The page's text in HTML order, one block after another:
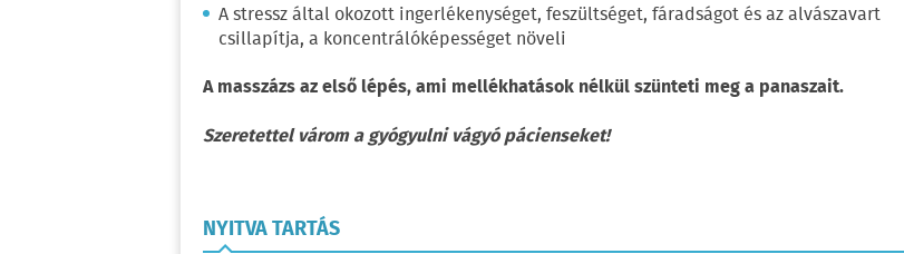
A stressz által okozott ingerlékenységet, feszültséget, fáradságot és az alvászavart
csillapítja, a koncentrálóképességet növeli
A masszázs az első lépés, ami mellékhatások nélkül szünteti meg a panaszait.
Szeretettel várom a gyógyulni vágyó pácienseket!
NYITVA TARTÁS